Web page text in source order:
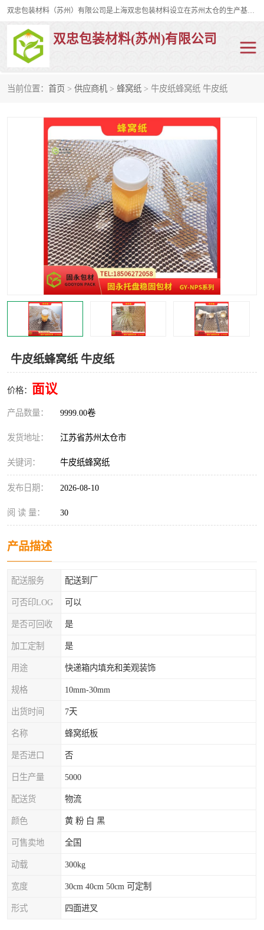
双忠包装材料（苏州）有限公司是上海双忠包装材料设立在苏州太仓的生产基地，占地约2万平米，产品主要有打孔缠绕膜，拉伸蜂窝纸，集装箱充气袋，滑托板，打包带，裹包网兜，防滑纸等箱体和托盘的运输和保护性包材。固永包材®，GooYon Pack®，是我们保护性包装材料的专属品牌。
双忠包装材料(苏州)有限公司
当前位置： 首页 > 供应商机 > 蜂窝纸 > 牛皮纸蜂窝纸 牛皮纸
牛皮纸蜂窝纸 牛皮纸
价格： 面议
产品数量： 9999.00卷
发货地址： 江苏省苏州太仓市
关键词： 牛皮纸蜂窝纸
发布日期： 2026-08-10
阅 读 量： 30
产品描述
配送服务 配送到厂
可否印LOG 可以
是否可回收 是
加工定制 是
用途 快递箱内填充和美观装饰
规格 10mm-30mm
出货时间 7天
名称 蜂窝纸板
是否进口 否
日生产量 5000
配送货 物流
颜色 黄 粉 白 黑
可售卖地 全国
动载 300kg
宽度 30cm 40cm 50cm 可定制
形式 四面进叉
裹包网兜 纤维打包带
充气袋
缠绕膜
托盘裹包网兜
托盘捆绑带